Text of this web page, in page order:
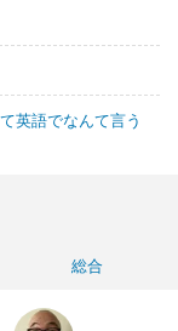
英語でなんて言う
総合